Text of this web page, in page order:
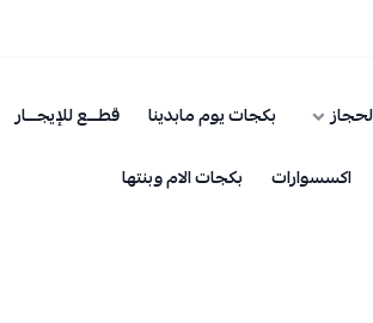
بكجات يوم مابدينا قطـــع للإيجـــار
اكسسوارات بكجات الام وبنتها